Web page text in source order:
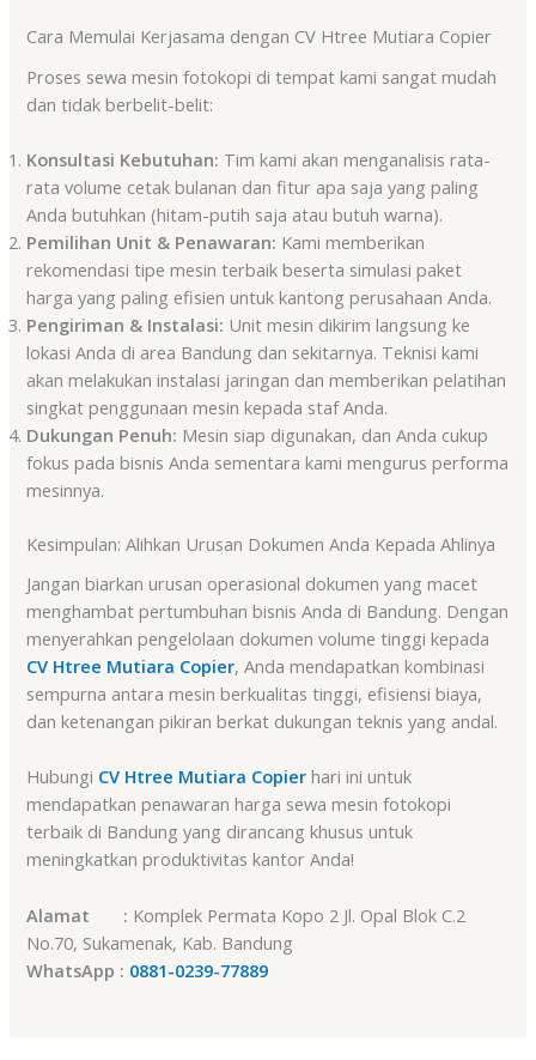
Cara Memulai Kerjasama dengan CV Htree Mutiara Copier
Proses sewa mesin fotokopi di tempat kami sangat mudah
dan tidak berbelit-belit:
Konsultasi Kebutuhan: Tim kami akan menganalisis rata-
rata volume cetak bulanan dan fitur apa saja yang paling
Anda butuhkan (hitam-putih saja atau butuh warna).
Pemilihan Unit & Penawaran: Kami memberikan
rekomendasi tipe mesin terbaik beserta simulasi paket
harga yang paling efisien untuk kantong perusahaan Anda.
Pengiriman & Instalasi: Unit mesin dikirim langsung ke
lokasi Anda di area Bandung dan sekitarnya. Teknisi kami
akan melakukan instalasi jaringan dan memberikan pelatihan
singkat penggunaan mesin kepada staf Anda.
Dukungan Penuh: Mesin siap digunakan, dan Anda cukup
fokus pada bisnis Anda sementara kami mengurus performa
mesinnya.
Kesimpulan: Alihkan Urusan Dokumen Anda Kepada Ahlinya
Jangan biarkan urusan operasional dokumen yang macet
menghambat pertumbuhan bisnis Anda di Bandung. Dengan
menyerahkan pengelolaan dokumen volume tinggi kepada
CV Htree Mutiara Copier, Anda mendapatkan kombinasi
sempurna antara mesin berkualitas tinggi, efisiensi biaya,
dan ketenangan pikiran berkat dukungan teknis yang andal.
Hubungi CV Htree Mutiara Copier hari ini untuk
mendapatkan penawaran harga sewa mesin fotokopi
terbaik di Bandung yang dirancang khusus untuk
meningkatkan produktivitas kantor Anda!
Alamat : Komplek Permata Kopo 2 Jl. Opal Blok C.2
No.70, Sukamenak, Kab. Bandung
WhatsApp : 0881-0239-77889